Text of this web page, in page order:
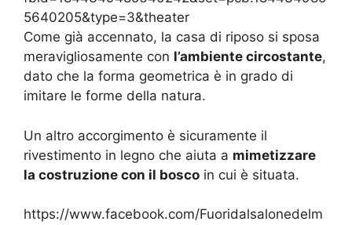
5640205&type=3&theater
Come già accennato, la casa di riposo si sposa
meravigliosamente con l’ambiente circostante,
dato che la forma geometrica è in grado di
imitare le forme della natura.
Un altro accorgimento è sicuramente il
rivestimento in legno che aiuta a mimetizzare
la costruzione con il bosco in cui è situata.
https://www.facebook.com/Fuoridalsalonedelm